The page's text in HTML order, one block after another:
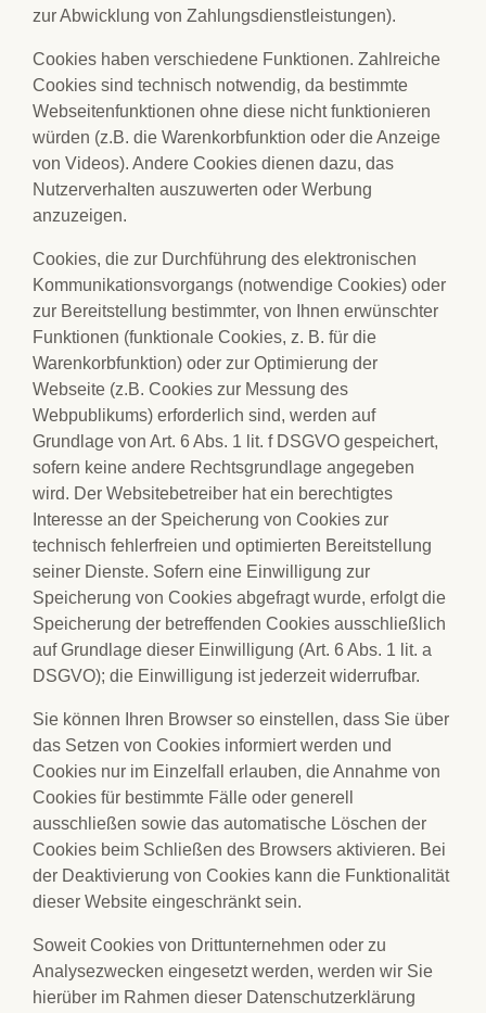
zur Abwicklung von Zahlungsdienstleistungen).
Cookies haben verschiedene Funktionen. Zahlreiche
Cookies sind technisch notwendig, da bestimmte
Webseitenfunktionen ohne diese nicht funktionieren
würden (z.B. die Warenkorbfunktion oder die Anzeige
von Videos). Andere Cookies dienen dazu, das
Nutzerverhalten auszuwerten oder Werbung
anzuzeigen.
Cookies, die zur Durchführung des elektronischen
Kommunikationsvorgangs (notwendige Cookies) oder
zur Bereitstellung bestimmter, von Ihnen erwünschter
Funktionen (funktionale Cookies, z. B. für die
Warenkorbfunktion) oder zur Optimierung der
Webseite (z.B. Cookies zur Messung des
Webpublikums) erforderlich sind, werden auf
Grundlage von Art. 6 Abs. 1 lit. f DSGVO gespeichert,
sofern keine andere Rechtsgrundlage angegeben
wird. Der Websitebetreiber hat ein berechtigtes
Interesse an der Speicherung von Cookies zur
technisch fehlerfreien und optimierten Bereitstellung
seiner Dienste. Sofern eine Einwilligung zur
Speicherung von Cookies abgefragt wurde, erfolgt die
Speicherung der betreffenden Cookies ausschließlich
auf Grundlage dieser Einwilligung (Art. 6 Abs. 1 lit. a
DSGVO); die Einwilligung ist jederzeit widerrufbar.
Sie können Ihren Browser so einstellen, dass Sie über
das Setzen von Cookies informiert werden und
Cookies nur im Einzelfall erlauben, die Annahme von
Cookies für bestimmte Fälle oder generell
ausschließen sowie das automatische Löschen der
Cookies beim Schließen des Browsers aktivieren. Bei
der Deaktivierung von Cookies kann die Funktionalität
dieser Website eingeschränkt sein.
Soweit Cookies von Drittunternehmen oder zu
Analysezwecken eingesetzt werden, werden wir Sie
hierüber im Rahmen dieser Datenschutzerklärung